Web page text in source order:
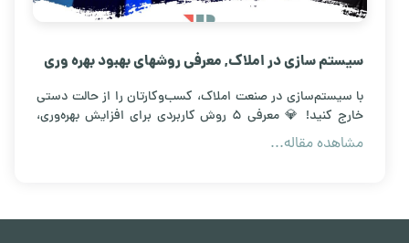
سیستم سازی در املاک, معرفی روشهای بهبود بهره وری
با سیستم‌سازی در صنعت املاک، کسب‌وکارتان را از حالت دستی
خارج کنید! 💎 معرفی ۵ روش کاربردی برای افزایش بهره‌وری،
مدیریت خودکار سرنخ‌ها و افزایش درآمد مشاورین املاک. همین
مشاهده مقاله...